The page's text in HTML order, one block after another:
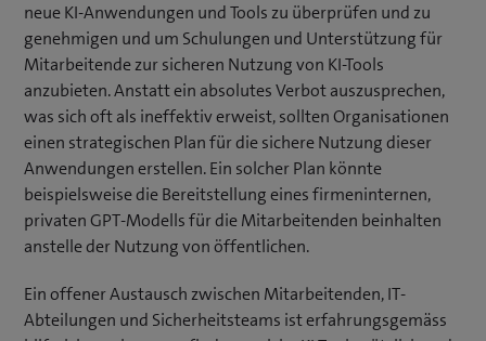
e
)
neue KI-Anwendungen und Tools zu überprüfen und zu
genehmigen und um Schulungen und Unterstützung für
Mitarbeitende zur sicheren Nutzung von KI-Tools
anzubieten. Anstatt ein absolutes Verbot auszusprechen,
was sich oft als ineffektiv erweist, sollten Organisationen
einen strategischen Plan für die sichere Nutzung dieser
Anwendungen erstellen. Ein solcher Plan könnte
beispielsweise die Bereitstellung eines firmeninternen,
privaten GPT-Modells für die Mitarbeitenden beinhalten
anstelle der Nutzung von öffentlichen.
Ein offener Austausch zwischen Mitarbeitenden, IT-
Abteilungen und Sicherheitsteams ist erfahrungsgemäss